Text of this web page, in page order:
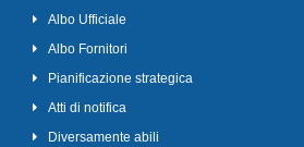
Albo Ufficiale
Albo Fornitori
Pianificazione strategica
Atti di notifica
Diversamente abili